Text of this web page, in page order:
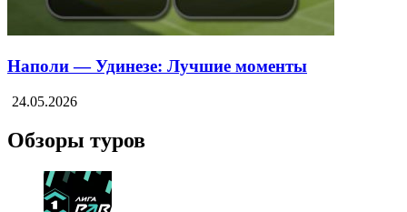
Наполи — Удинезе: Лучшие моменты
24.05.2026
Обзоры туров